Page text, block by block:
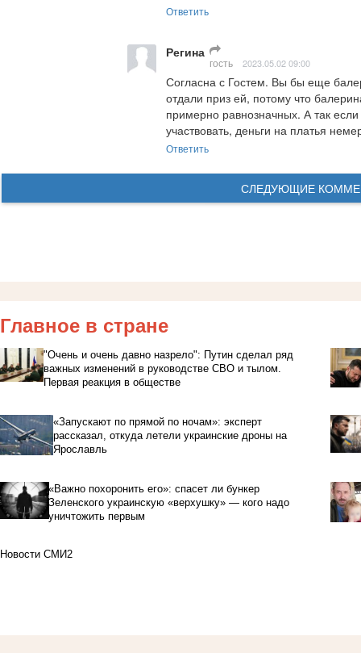
Ответить
Регина
гость 2023.05.02 09:00
Согласна с Гостем. Вы бы еще
отдали приз ей, потому что
примерно равнозначных. А так
участвовать, деньги на платья
Ответить
СЛЕДУЮЩИЕ
Главное в стране
"Очень и очень давно назрело": Путин сделал ряд
важных изменений в руководстве СВО и тылом.
Первая реакция в обществе
«Запускают по прямой по ночам»: эксперт
рассказал, откуда летели украинские дроны на
Ярославль
«Важно похоронить его»: спасет ли бункер
Зеленского украинскую «верхушку» — кого надо
уничтожить первым
Новости СМИ2